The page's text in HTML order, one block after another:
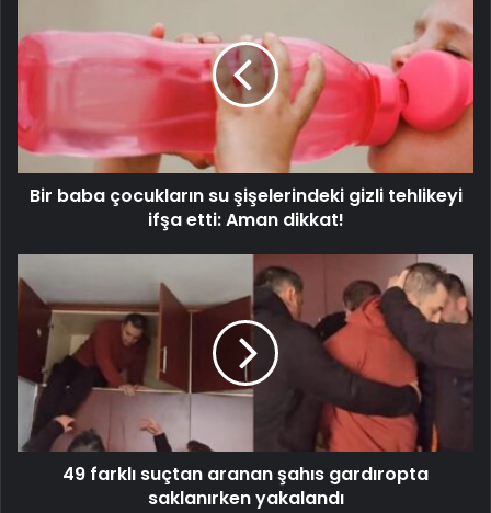
Bir baba çocukların su şişelerindeki gizli tehlikeyi
ifşa etti: Aman dikkat!
49 farklı suçtan aranan şahıs gardıropta
saklanırken yakalandı